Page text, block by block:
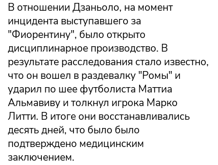
В отношении Дзаньоло, на момент
инцидента выступавшего за
"Фиорентину", было открыто
дисциплинарное производство. В
результате расследования стало известно,
что он вошел в раздевалку "Ромы" и
ударил по шее футболиста Маттиа
Альмавиву и толкнул игрока Марко
Литти. В итоге они восстанавливались
десять дней, что было было
подтверждено медицинским
заключением.